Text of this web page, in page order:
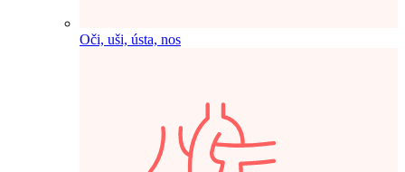
Oči, uši, ústa, nos